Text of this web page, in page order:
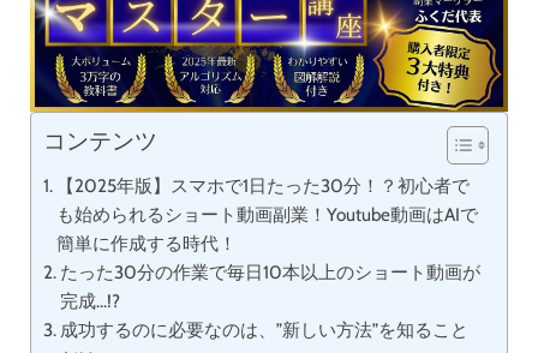
コンテンツ
【2025年版】スマホで1日たった30分！？初心者で
も始められるショート動画副業！Youtube動画はAIで
簡単に作成する時代！
たった30分の作業で毎日10本以上のショート動画が
完成…!?
成功するのに必要なのは、”新しい方法”を知ること